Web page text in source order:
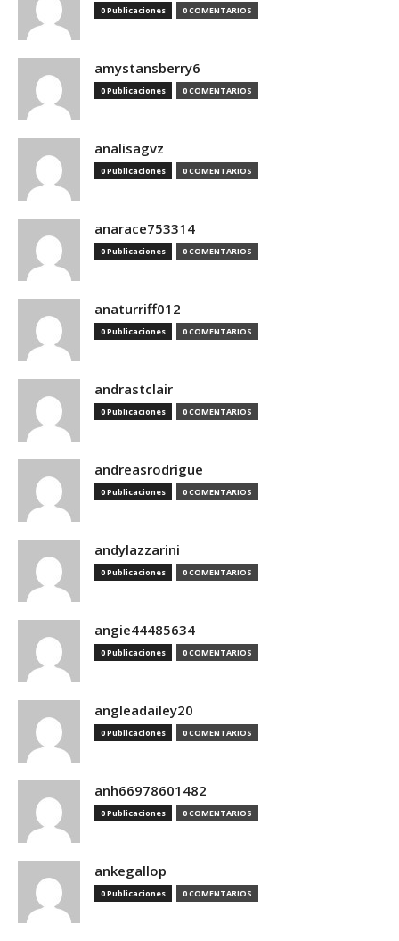
0 Publicaciones 0 COMENTARIOS
amystansberry6
0 Publicaciones 0 COMENTARIOS
analisagvz
0 Publicaciones 0 COMENTARIOS
anarace753314
0 Publicaciones 0 COMENTARIOS
anaturriff012
0 Publicaciones 0 COMENTARIOS
andrastclair
0 Publicaciones 0 COMENTARIOS
andreasrodrigue
0 Publicaciones 0 COMENTARIOS
andylazzarini
0 Publicaciones 0 COMENTARIOS
angie44485634
0 Publicaciones 0 COMENTARIOS
angleadailey20
0 Publicaciones 0 COMENTARIOS
anh66978601482
0 Publicaciones 0 COMENTARIOS
ankegallop
0 Publicaciones 0 COMENTARIOS